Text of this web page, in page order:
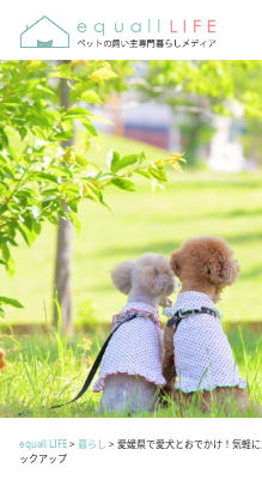
equall LIFE> 暮らし > 愛媛県で愛犬とおでかけ！気軽
ックアップ